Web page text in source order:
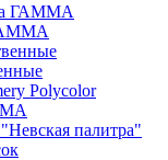
ГАММА
Polycolor
палитра"